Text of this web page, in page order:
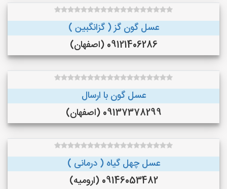
عسل گون گز ( گزانگبین )
09121406286 (اصفهان)
عسل گون با ارسال
09137378299 (اصفهان)
عسل چهل گیاه ( درمانی )
09146053482 (ارومیه)